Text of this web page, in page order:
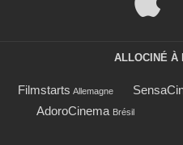
ALLOCINÉ À
Filmstarts Allemagne
AdoroCinema Brésil